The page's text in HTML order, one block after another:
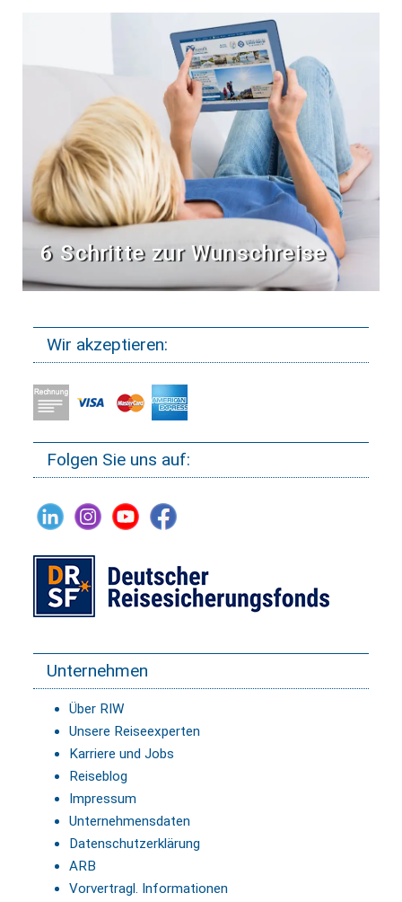
6 Schritte zur Wunschreise
Wir akzeptieren:
Folgen Sie uns auf:
Unternehmen
Über RIW
Unsere Reiseexperten
Karriere und Jobs
Reiseblog
Impressum
Unternehmensdaten
Datenschutzerklärung
ARB
Vorvertragl. Informationen